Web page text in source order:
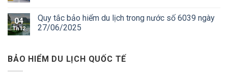
04
Th12
Quy tắc bảo hiểm du lịch trong nước số 6039 ngày
27/06/2025
BẢO HIỂM DU LỊCH QUỐC TẾ